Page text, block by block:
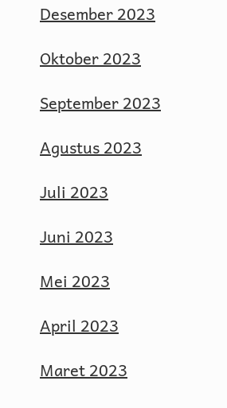
Desember 2023
Oktober 2023
September 2023
Agustus 2023
Juli 2023
Juni 2023
Mei 2023
April 2023
Maret 2023